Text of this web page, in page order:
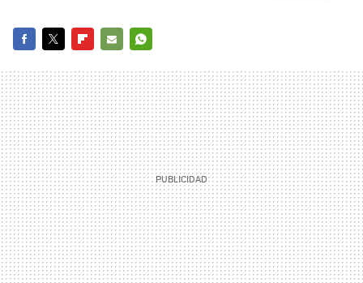
MAIL